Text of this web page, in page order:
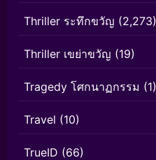
Thriller ระทึกขวัญ (2,273)
Thriller เขย่าขวัญ (19)
Tragedy โศกนาฏกรรม (1)
Travel (10)
TrueID (66)